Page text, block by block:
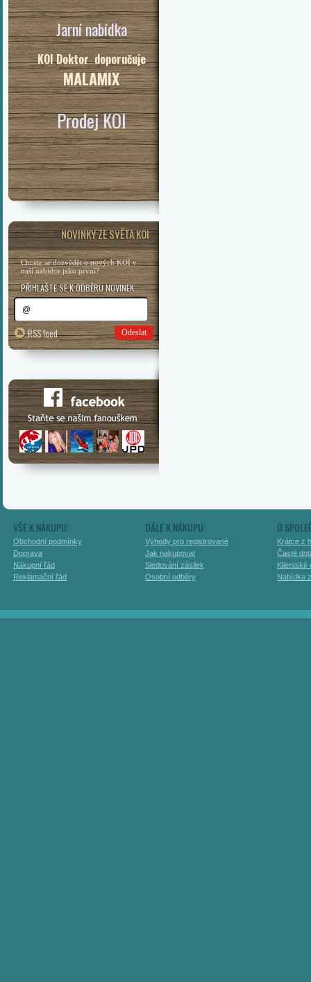
Jarní nabídka
KOI Doktor doporučuje
MALAMIX
Prodej KOI
NOVINKY ZE SVĚTA KOI
Chcete se dozvědět o nových KOI v
naší nabídce jako první?
PŘIHLAŠTE SE K ODBĚRU NOVINEK
RSS feed Odeslat
VŠE K NÁKUPU:
Obchodní podmínky
Doprava
Nákupní řád
Reklamační řád
DÁLE K NÁKUPU:
Výhody pro registrované
Jak nakupovat
Sledování zásilek
Osobní odběry
O
Krátce z
Časté
Klientské
Nabídka